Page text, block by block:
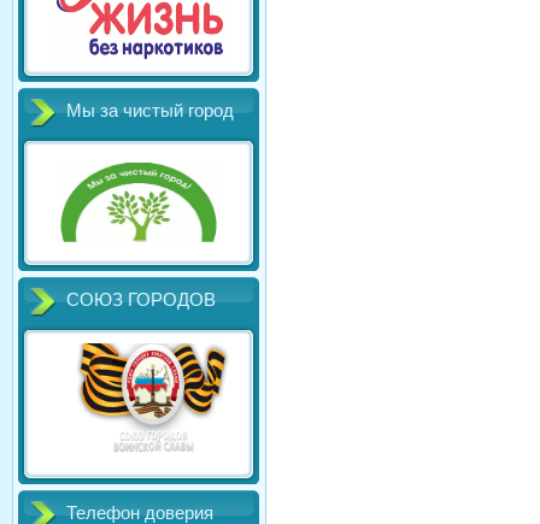
Мы за чистый город
СОЮЗ ГОРОДОВ
Телефон доверия